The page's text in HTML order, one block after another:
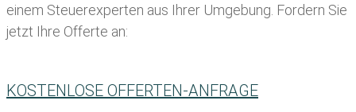
einem Steuerexperten aus Ihrer Umgebung. Fordern Sie
jetzt Ihre Offerte an:
KOSTENLOSE OFFERTEN-ANFRAGE